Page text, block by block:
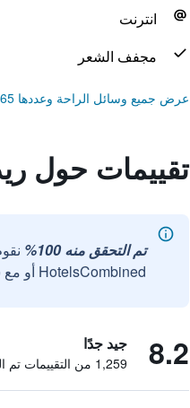
انترنت
مجفف الشعر
عرض جميع وسائل الراحة وعددها 65
تقييمات حول
تم التحقق منه 100%
HotelsCombined أو مع شركائنا الخارجيين الموثوقين.
8.2 جيد جدًا
1,259 من التقييمات تم التحقق منها